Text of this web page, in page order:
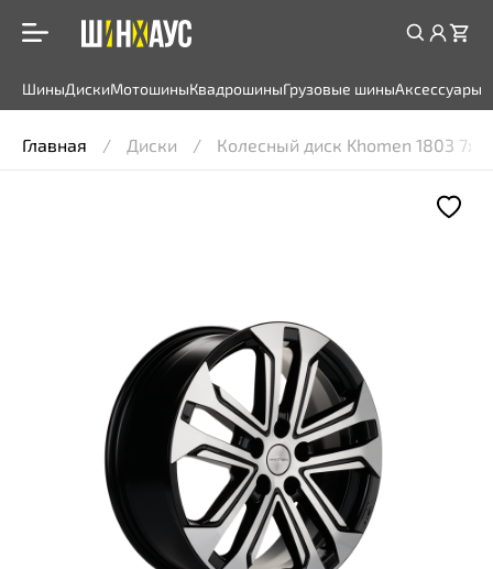
ШиныДискиМотошиныКвадрошиныГрузовые шиныАксессуары
Главная Диски Колесный диск Khomen 1803